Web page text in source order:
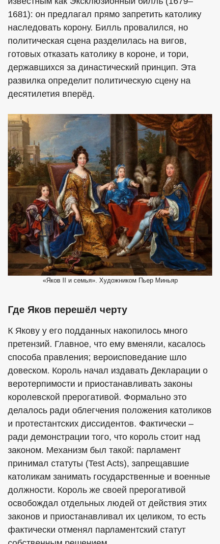
1681): он предлагал прямо запретить католику
наследовать корону. Билль провалился, но
политическая сцена разделилась на вигов,
готовых отказать католику в короне, и тори,
державшихся за династический принцип. Эта
развилка определит политическую сцену на
десятилетия вперёд.
«Яков II и семья». Художником Пьер Миньяр
Где Яков перешёл черту
К Якову у его подданных накопилось много
претензий. Главное, что ему вменяли, касалось
способа правления; вероисповедание шло
довеском. Король начал издавать Декларации о
веротерпимости и приостанавливать законы
королевской прерогативой. Формально это
делалось ради облегчения положения католиков
и протестантских диссидентов. Фактически –
ради демонстрации того, что король стоит над
законом. Механизм был такой: парламент
принимал статуты (Test Acts), запрещавшие
католикам занимать государственные и военные
должности. Король же своей прерогативой
освобождал отдельных людей от действия этих
законов и приостанавливал их целиком, то есть
фактически отменял парламентский статут